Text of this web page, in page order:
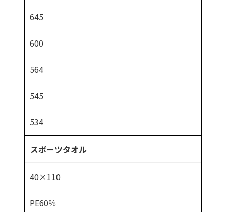
645
600
564
545
534
スポーツタオル
40×110
PE60％